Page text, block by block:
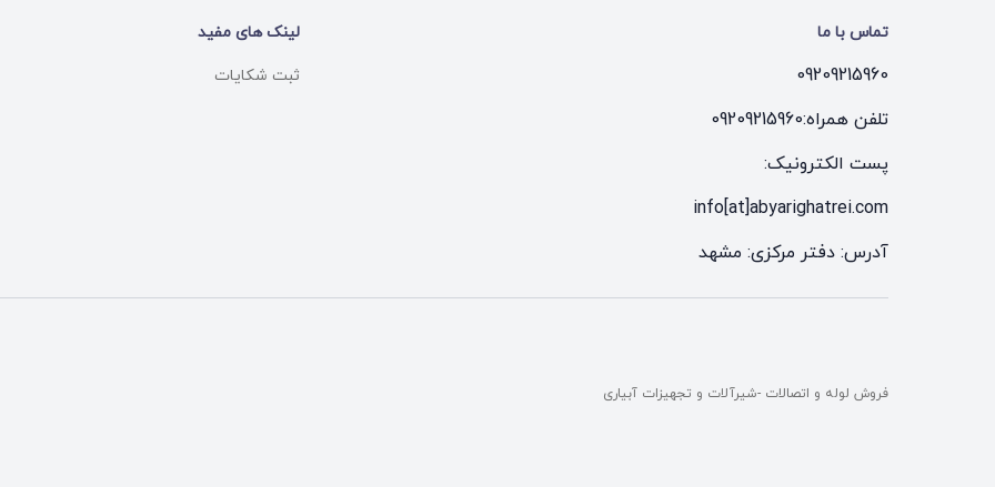
تماس با ما
09209215960
تلفن همراه:09209215960
پست الکترونیک:
info[at]abyarighatrei.com
آدرس: دفتر مرکزی: مشهد
لینک های مفید
ثبت شکایات
فروش لوله و اتصالات -شیرآلات و تجهیزات آبیاری